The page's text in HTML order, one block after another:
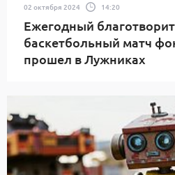
02 октября 2024 14:20
Ежегодный
баскетбольный матч
прошел в Лужниках